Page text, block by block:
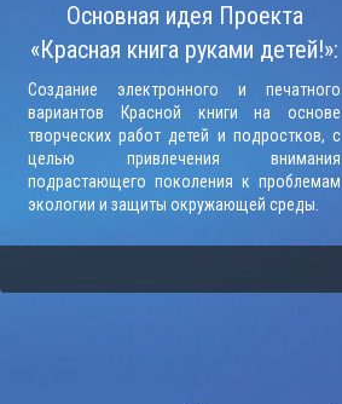
Основная идея Проекта
«Красная книга руками детей!»:
Создание электронного и печатного
вариантов Красной книги на основе
творческих работ детей и подростков, с
целью привлечения внимания
подрастающего поколения к проблемам
экологии и защиты окружающей среды.